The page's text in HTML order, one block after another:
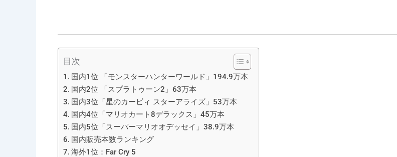
目次
国内1位 「モンスターハンターワールド」194.9万本
国内2位 「スプラトゥーン2」63万本
国内3位「星のカービィ スターアライズ」53万本
国内4位「マリオカート8デラックス」45万本
国内5位「スーパーマリオオデッセイ」38.9万本
国内販売本数ランキング
海外1位：Far Cry 5